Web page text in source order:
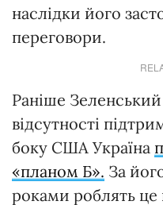
наслідки його
переговори.
Раніше Зеленський
відсутності
боку США Україна
«планом Б». За
роками роблять це